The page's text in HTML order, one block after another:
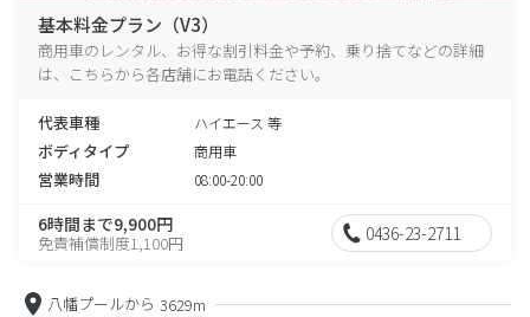
基本料金プラン（V3）
商用車のレンタル、お得な割引料金や予約、乗り捨てなどの詳細
は、こちらから各店舗にお電話ください。
代表車種 ハイエース 等
ボディタイプ 商用車
営業時間 08:00-20:00
6時間まで9,900円
免責補償制度1,100円 0436-23-2711
八幡プールから 3629m